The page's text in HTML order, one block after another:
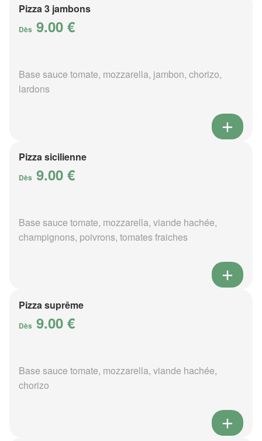
Pizza 3 jambons
Dès 9.00 €
Base sauce tomate, mozzarella, jambon, chorizo,
lardons
Pizza sicilienne
Dès 9.00 €
Base sauce tomate, mozzarella, viande hachée,
champignons, poivrons, tomates fraiches
Pizza suprême
Dès 9.00 €
Base sauce tomate, mozzarella, viande hachée,
chorizo